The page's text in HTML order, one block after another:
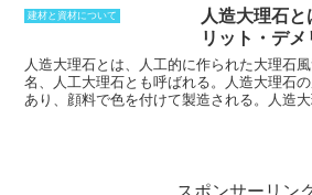
処理を施すこと
でも燃えにくく
できます。難燃
漬法、塗布法、
ぞれ異なる方法
浸漬法は、合板
を行います。難
建材と資材について
人造大理石
リット・デメ
人造大理石とは、人工的に作られた大理石
名、人工大理石とも呼ばれる。
人造大理石
あり、顔料で色を付けて製造される。
人造
のアクリル系人造大理石は、加工しやすく
スポンサーリン